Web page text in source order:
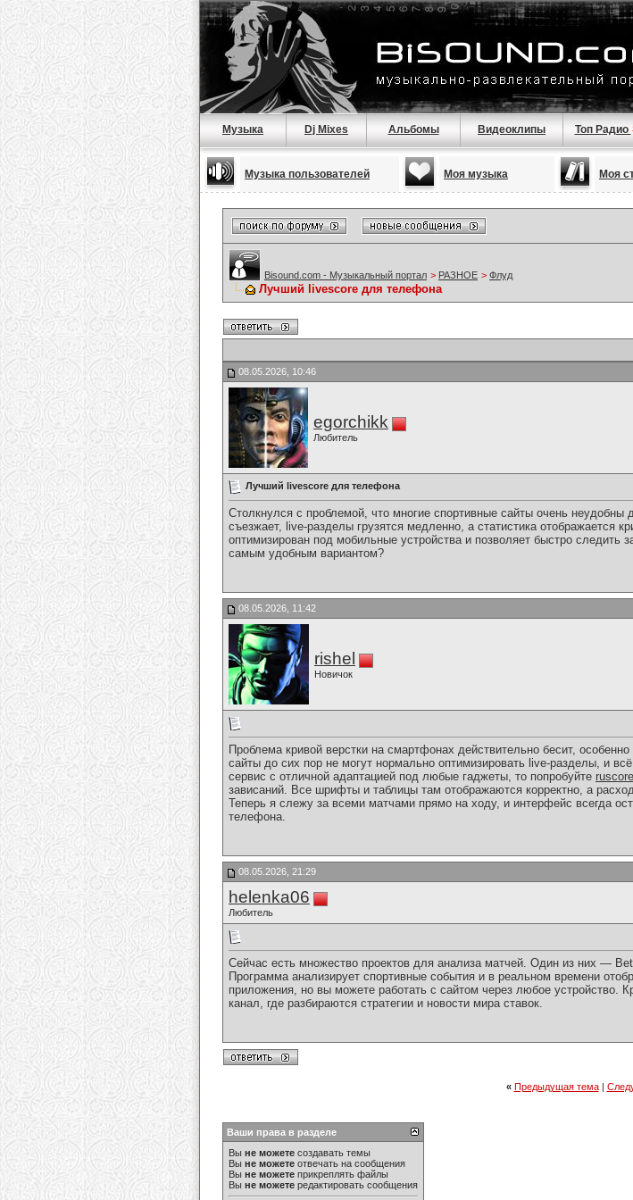
Музыка Dj Mixes Альбомы Видеоклипы Топ Радио
Музыка пользователей Моя музыка Моя
Bisound.com - Музыкальный портал > РАЗНОЕ > Флуд
Лучший livescore для телефона
08.05.2026, 10:46
egorchikk
Любитель
Лучший livescore для телефона
Столкнулся с проблемой, что многие спортивные сайты очень
съезжает, live-разделы грузятся медленно, а статистика отображается
оптимизирован под мобильные устройства и позволяет быстро следить
самым удобным вариантом?
08.05.2026, 11:42
rishel
Новичок
Проблема кривой верстки на смартфонах действительно бесит,
сайты до сих пор не могут нормально оптимизировать live-разделы, и
сервис с отличной адаптацией под любые гаджеты, то попробуйте ruscore
зависаний. Все шрифты и таблицы там отображаются корректно, а
Теперь я слежу за всеми матчами прямо на ходу, и интерфейс всегда
телефона.
08.05.2026, 21:29
helenka06
Любитель
Сейчас есть множество проектов для анализа матчей. Один из них —
Программа анализирует спортивные события и в реальном времени
приложения, но вы можете работать с сайтом через любое устройство.
канал, где разбираются стратегии и новости мира ставок.
« Предыдущая тема|
Ваши права в разделе
Вы не можете создавать темы
Вы не можете отвечать на сообщения
Вы не можете прикреплять файлы
Вы не можете редактировать сообщения